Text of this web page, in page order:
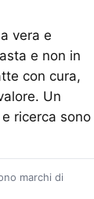
vera e
e non in
con cura,
Un
ricerca sono
marchi di